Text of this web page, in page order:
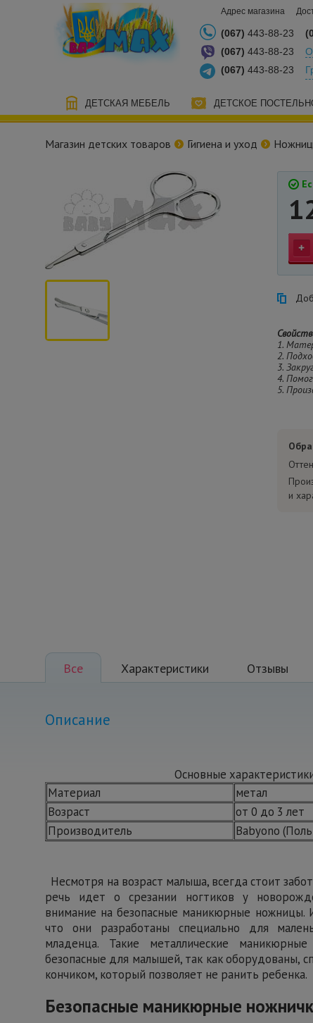
Адрес магазина
(067) 443-88-23
(067) 443-88-23
(067) 443-88-23
ДЕТСКАЯ МЕБЕЛЬ ДЕТСКОЕ
Магазин детских товаров Гигиена и уход
1.
2.
3.
4.
5.
и
Все Характеристики Отзывы
Описание
Основные
Материал
метал
Возраст
от 0 до 3 лет
Производитель
Babyono
Несмотря на возраст малыша, всегда стоит
речь идет о срезании ногтиков у
внимание на безопасные маникюрные
что они разработаны специально для
младенца. Такие металлические
безопасные для малышей, так как оборудованы,
кончиком, который позволяет не ранить ребенка.
Безопасные маникюрные